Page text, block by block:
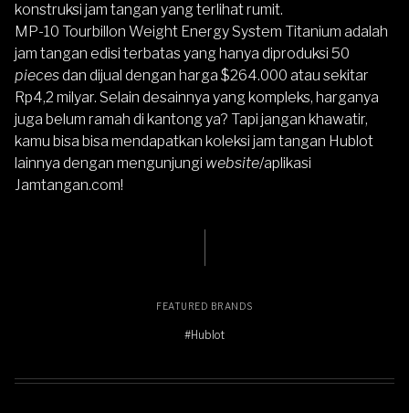
konstruksi jam tangan yang terlihat rumit.
MP-10 Tourbillon Weight Energy System Titanium adalah
jam tangan edisi terbatas yang hanya diproduksi 50
piecesdan dijual dengan harga $264.000 atau sekitar
Rp4,2 milyar. Selain desainnya yang kompleks, harganya
juga belum ramah di kantong ya? Tapi jangan khawatir,
kamu bisa bisa mendapatkan koleksi jam tangan Hublot
lainnya dengan mengunjungi website/aplikasi
Jamtangan.com!
FEATURED BRANDS
#Hublot